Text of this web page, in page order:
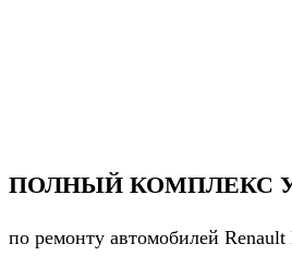
ПОЛНЫЙ КОМПЛЕКС
по ремонту автомобилей